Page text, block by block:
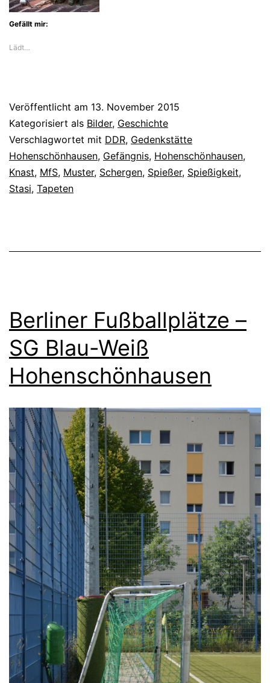
Gefällt mir:
Lädt…
Veröffentlicht am 13. November 2015
Kategorisiert als Bilder, Geschichte
Verschlagwortet mit DDR, Gedenkstätte
Hohenschönhausen, Gefängnis, Hohenschönhausen,
Knast, MfS, Muster, Schergen, Spießer, Spießigkeit,
Stasi, Tapeten
Berliner Fußballplätze –
SG Blau-Weiß
Hohenschönhausen